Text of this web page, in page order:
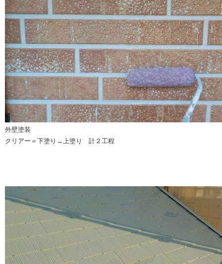
外壁塗装
クリアー＝下塗り→上塗り 計２工程